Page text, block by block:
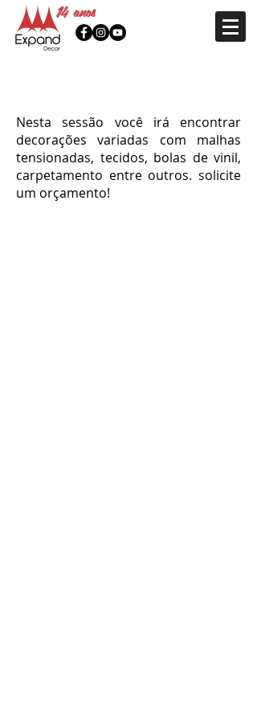
14 anos
Nesta sessão você irá encontrar
decorações variadas com malhas
tensionadas, tecidos, bolas de vinil,
carpetamento entre outros. solicite
um orçamento!